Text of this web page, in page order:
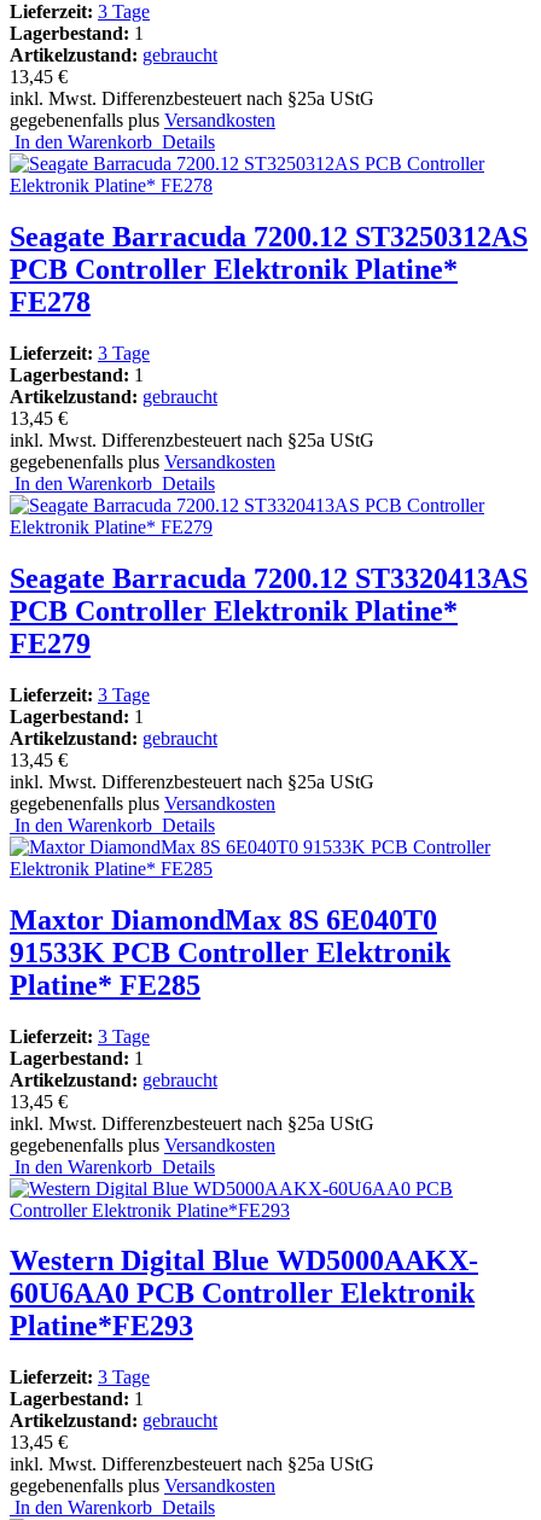
Lieferzeit: 3 Tage
Lagerbestand: 1
Artikelzustand: gebraucht
13,45 €
inkl. Mwst. Differenzbesteuert nach §25a UStG
gegebenenfalls plus Versandkosten
In den Warenkorb Details
Seagate Barracuda 7200.12 ST3250312AS
PCB Controller Elektronik Platine*
FE278
Lieferzeit: 3 Tage
Lagerbestand: 1
Artikelzustand: gebraucht
13,45 €
inkl. Mwst. Differenzbesteuert nach §25a UStG
gegebenenfalls plus Versandkosten
In den Warenkorb Details
Seagate Barracuda 7200.12 ST3320413AS
PCB Controller Elektronik Platine*
FE279
Lieferzeit: 3 Tage
Lagerbestand: 1
Artikelzustand: gebraucht
13,45 €
inkl. Mwst. Differenzbesteuert nach §25a UStG
gegebenenfalls plus Versandkosten
In den Warenkorb Details
Maxtor DiamondMax 8S 6E040T0
91533K PCB Controller Elektronik
Platine* FE285
Lieferzeit: 3 Tage
Lagerbestand: 1
Artikelzustand: gebraucht
13,45 €
inkl. Mwst. Differenzbesteuert nach §25a UStG
gegebenenfalls plus Versandkosten
In den Warenkorb Details
Western Digital Blue WD5000AAKX-
60U6AA0 PCB Controller Elektronik
Platine*FE293
Lieferzeit: 3 Tage
Lagerbestand: 1
Artikelzustand: gebraucht
13,45 €
inkl. Mwst. Differenzbesteuert nach §25a UStG
gegebenenfalls plus Versandkosten
In den Warenkorb Details